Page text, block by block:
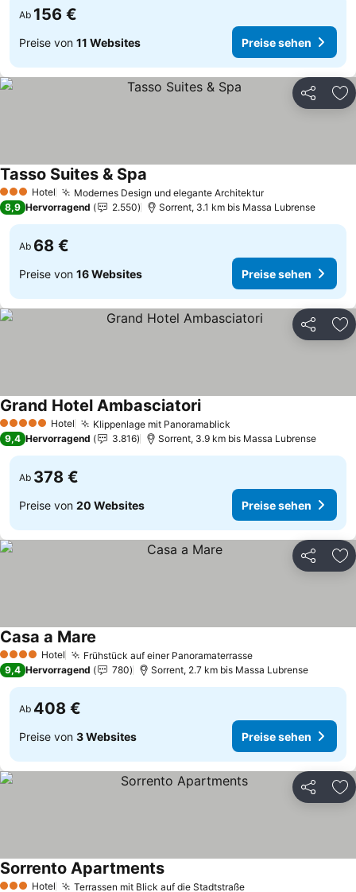
Ab 156 €
Preise von 11 Websites Preise sehen
Teilen
3 SterneHotel Modernes Design und elegante ArchitekturPreise sehen
Tasso Suites & Spa
8,9 Hervorragend 2.550 Sorrent, 3.1 km bis Massa Lubrense
Ab 68 €
Preise von 16 Websites Preise sehen
Teilen
5 Sterne Hotel Klippenlage mit Panoramablick
Grand Hotel AmbasciatoriPreise sehen
9,4 Hervorragend 3.816 Sorrent, 3.9 km bis Massa Lubrense
Ab 378 €
Preise von 20 Websites Preise sehen
Teilen
4 Sterne Hotel Frühstück auf einer PanoramaterrassePreise sehen
Casa a Mare
9,4 Hervorragend 780 Sorrent, 2.7 km bis Massa Lubrense
Ab 408 €
Preise von 3 Websites Preise sehen
Teilen
Hotel Terrassen mit Blick auf die StadtstraßePreise sehen
Sorrento ApartmentsPreise sehen